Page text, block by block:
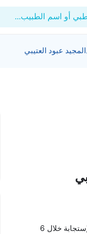
أو اسم الطبيب...
عبود العتيبي
أستقبل استشارات جديدة (توقع الإستجابة خلال 6